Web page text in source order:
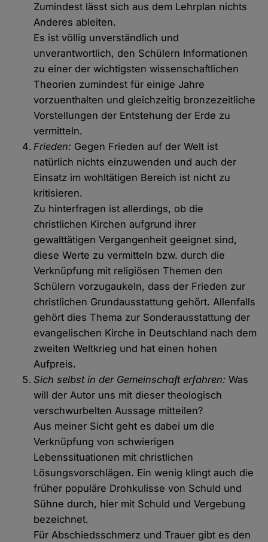
Zumindest lässt sich aus dem Lehrplan nichts
Anderes ableiten.
Es ist völlig unverständlich und
unverantwortlich, den Schülern Informationen
zu einer der wichtigsten wissenschaftlichen
Theorien zumindest für einige Jahre
vorzuenthalten und gleichzeitig bronzezeitliche
Vorstellungen der Entstehung der Erde zu
vermitteln.
Frieden: Gegen Frieden auf der Welt ist
natürlich nichts einzuwenden und auch der
Einsatz im wohltätigen Bereich ist nicht zu
kritisieren.
Zu hinterfragen ist allerdings, ob die
christlichen Kirchen aufgrund ihrer
gewalttätigen Vergangenheit geeignet sind,
diese Werte zu vermitteln bzw. durch die
Verknüpfung mit religiösen Themen den
Schülern vorzugaukeln, dass der Frieden zur
christlichen Grundausstattung gehört. Allenfalls
gehört dies Thema zur Sonderausstattung der
evangelischen Kirche in Deutschland nach dem
zweiten Weltkrieg und hat einen hohen
Aufpreis.
Sich selbst in der Gemeinschaft erfahren: Was
will der Autor uns mit dieser theologisch
verschwurbelten Aussage mitteilen?
Aus meiner Sicht geht es dabei um die
Verknüpfung von schwierigen
Lebenssituationen mit christlichen
Lösungsvorschlägen. Ein wenig klingt auch die
früher populäre Drohkulisse von Schuld und
Sühne durch, hier mit Schuld und Vergebung
bezeichnet.
Für Abschiedsschmerz und Trauer gibt es den